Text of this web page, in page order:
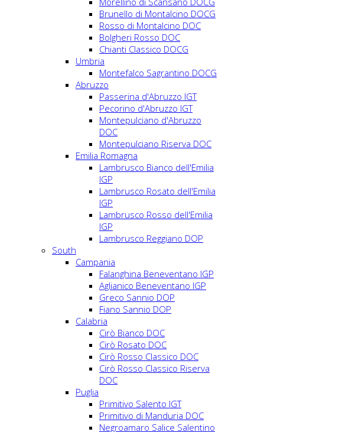
Brunello di Montalcino DOCG
Rosso di Montalcino DOC
Bolgheri Rosso DOC
Chianti Classico DOCG
Umbria
Montefalco Sagrantino DOCG
Abruzzo
Passerina d'Abruzzo IGT
Pecorino d'Abruzzo IGT
Montepulciano d'Abruzzo
DOC
Montepulciano Riserva DOC
Emilia Romagna
Lambrusco Bianco dell'Emilia
IGP
Lambrusco Rosato dell'Emilia
IGP
Lambrusco Rosso dell'Emilia
IGP
Lambrusco Reggiano DOP
South
Campania
Falanghina Beneventano IGP
Aglianico Beneventano IGP
Greco Sannio DOP
Fiano Sannio DOP
Calabria
Cirò Bianco DOC
Cirò Rosato DOC
Cirò Rosso Classico DOC
Cirò Rosso Classico Riserva
DOC
Puglia
Primitivo Salento IGT
Primitivo di Manduria DOC
Negroamaro Salice Salentino